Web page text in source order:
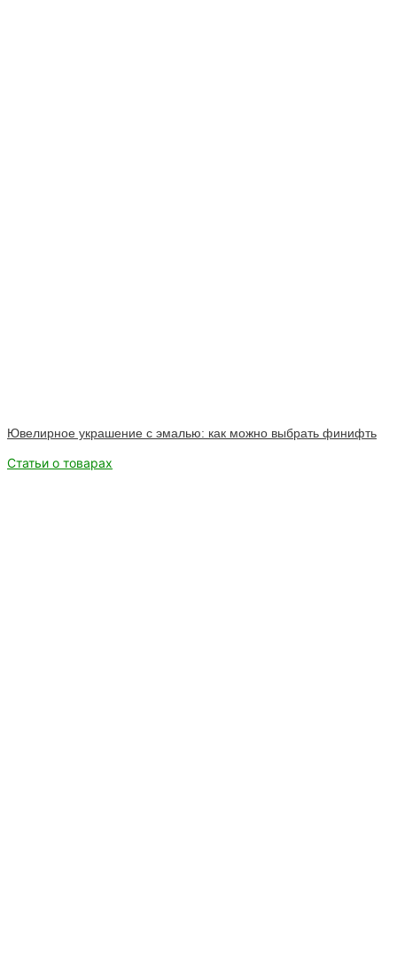
Ювелирное украшение с эмалью: как можно выбрать финифть
Статьи о товарах